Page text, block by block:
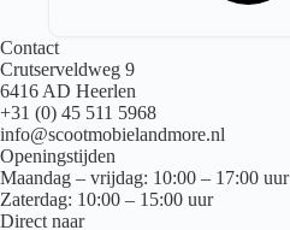
Contact
Crutserveldweg 9
6416 AD Heerlen
+31 (0) 45 511 5968
info@scootmobielandmore.nl
Openingstijden
Maandag – vrijdag: 10:00 – 17:00 uur
Zaterdag: 10:00 – 15:00 uur
Direct naar